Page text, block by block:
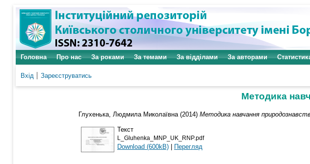
Головна Про нас За роками За темами За відділами За авторами
Вхід Зареєструватись
Методика
Глухенька, Людмила Миколаївна (2014) Методика навчання
Текст
L_Gluhenka_MNP_UK_RNP.pdf
Download (600kB) | Перегляд